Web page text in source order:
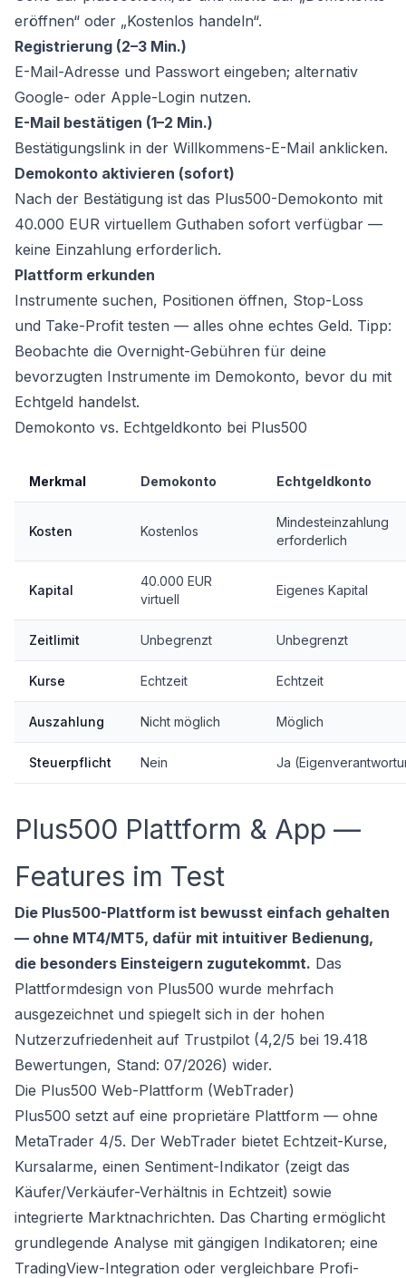
eröffnen“ oder „Kostenlos handeln“.
Registrierung (2–3 Min.)
E-Mail-Adresse und Passwort eingeben; alternativ
Google- oder Apple-Login nutzen.
E-Mail bestätigen (1–2 Min.)
Bestätigungslink in der Willkommens-E-Mail anklicken.
Demokonto aktivieren (sofort)
Nach der Bestätigung ist das Plus500-Demokonto mit
40.000 EUR virtuellem Guthaben sofort verfügbar —
keine Einzahlung erforderlich.
Plattform erkunden
Instrumente suchen, Positionen öffnen, Stop-Loss
und Take-Profit testen — alles ohne echtes Geld. Tipp:
Beobachte die Overnight-Gebühren für deine
bevorzugten Instrumente im Demokonto, bevor du mit
Echtgeld handelst.
Demokonto vs. Echtgeldkonto bei Plus500
Merkmal Demokonto Echtgeldkonto
Kosten Kostenlos
Mindesteinzahlung
erforderlich
Kapital
40.000 EUR
virtuell
Eigenes Kapital
Zeitlimit Unbegrenzt Unbegrenzt
Kurse Echtzeit Echtzeit
Auszahlung Nicht möglich Möglich
Steuerpflicht Nein Ja
Plus500 Plattform & App —
Features im Test
Die Plus500-Plattform ist bewusst einfach gehalten
— ohne MT4/MT5, dafür mit intuitiver Bedienung,
die besonders Einsteigern zugutekommt. Das
Plattformdesign von Plus500 wurde mehrfach
ausgezeichnet und spiegelt sich in der hohen
Nutzerzufriedenheit auf Trustpilot (4,2/5 bei 19.418
Bewertungen, Stand: 07/2026) wider.
Die Plus500 Web-Plattform (WebTrader)
Plus500 setzt auf eine proprietäre Plattform — ohne
MetaTrader 4/5. Der WebTrader bietet Echtzeit-Kurse,
Kursalarme, einen Sentiment-Indikator (zeigt das
Käufer/Verkäufer-Verhältnis in Echtzeit) sowie
integrierte Marktnachrichten. Das Charting ermöglicht
grundlegende Analyse mit gängigen Indikatoren; eine
TradingView-Integration oder vergleichbare Profi-